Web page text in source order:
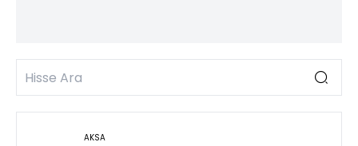
AKSA